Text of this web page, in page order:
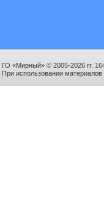
ГО «Мирный» © 2005-2026 гг.
При использовании материалов